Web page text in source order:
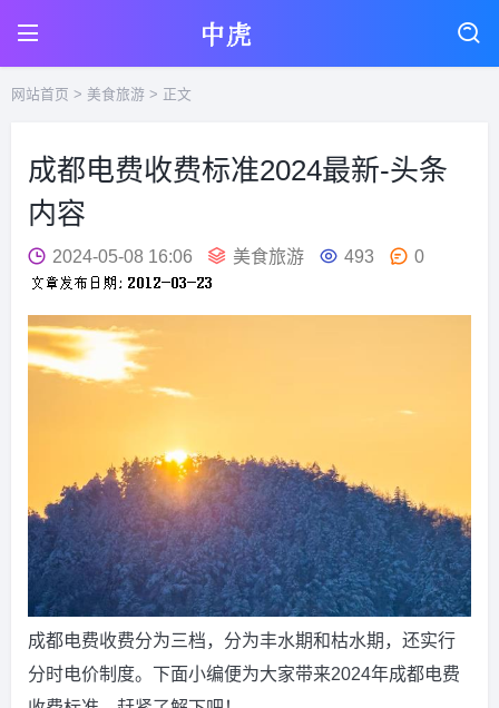
网站首页 > 美食旅游 > 正文
成都电费收费标准2024最新-头条
内容
2024-05-08 16:06 美食旅游 493 0
成都电费收费分为三档，分为丰水期和枯水期，还实行
分时电价制度。下面小编便为大家带来2024年成都电费